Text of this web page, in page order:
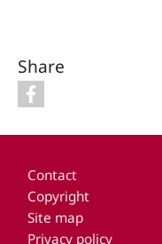
Share
Contact
Copyright
Site map
Privacy policy